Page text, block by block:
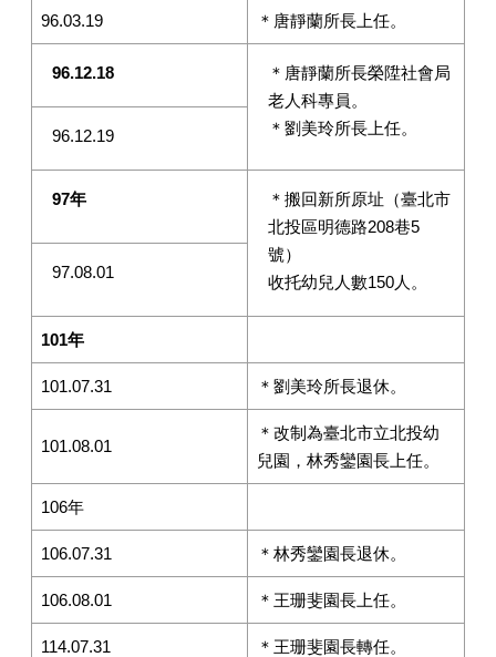
96.03.19 ＊唐靜蘭所長上任。
96.12.18
＊唐靜蘭所長榮陞社會局
老人科專員。
＊劉美玲所長上任。
96.12.19
97年
＊搬回新所原址（臺北市
北投區明德路208巷5
號）
收托幼兒人數150人。
97.08.01
101年
101.07.31 ＊劉美玲所長退休。
101.08.01
＊改制為臺北市立北投幼
兒園，林秀鑾園長上任。
106年
106.07.31 ＊林秀鑾園長退休。
106.08.01 ＊王珊斐園長上任。
114.07.31 ＊王珊斐園長轉任。